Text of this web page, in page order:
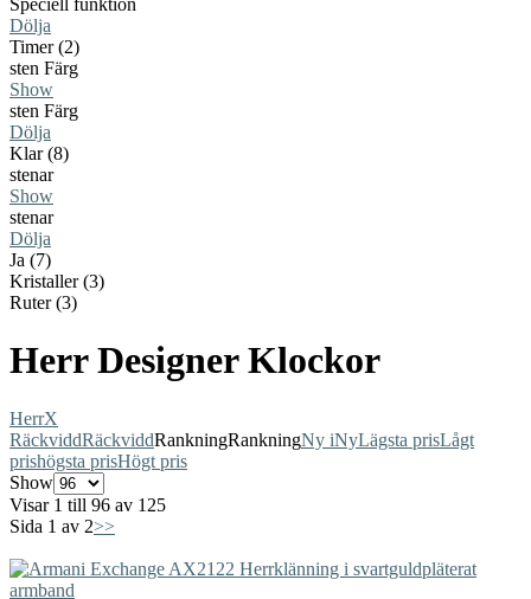
Speciell funktion
Dölja
Timer (2)
sten Färg
Show
sten Färg
Dölja
Klar (8)
stenar
Show
stenar
Dölja
Ja (7)
Kristaller (3)
Ruter (3)
Herr Designer Klockor
HerrX
RäckviddRäckviddRankningRankningNy iNyLägsta prisLågt
prishögsta prisHögt pris
Show
Visar 1 till 96 av 125
Sida 1 av 2>>